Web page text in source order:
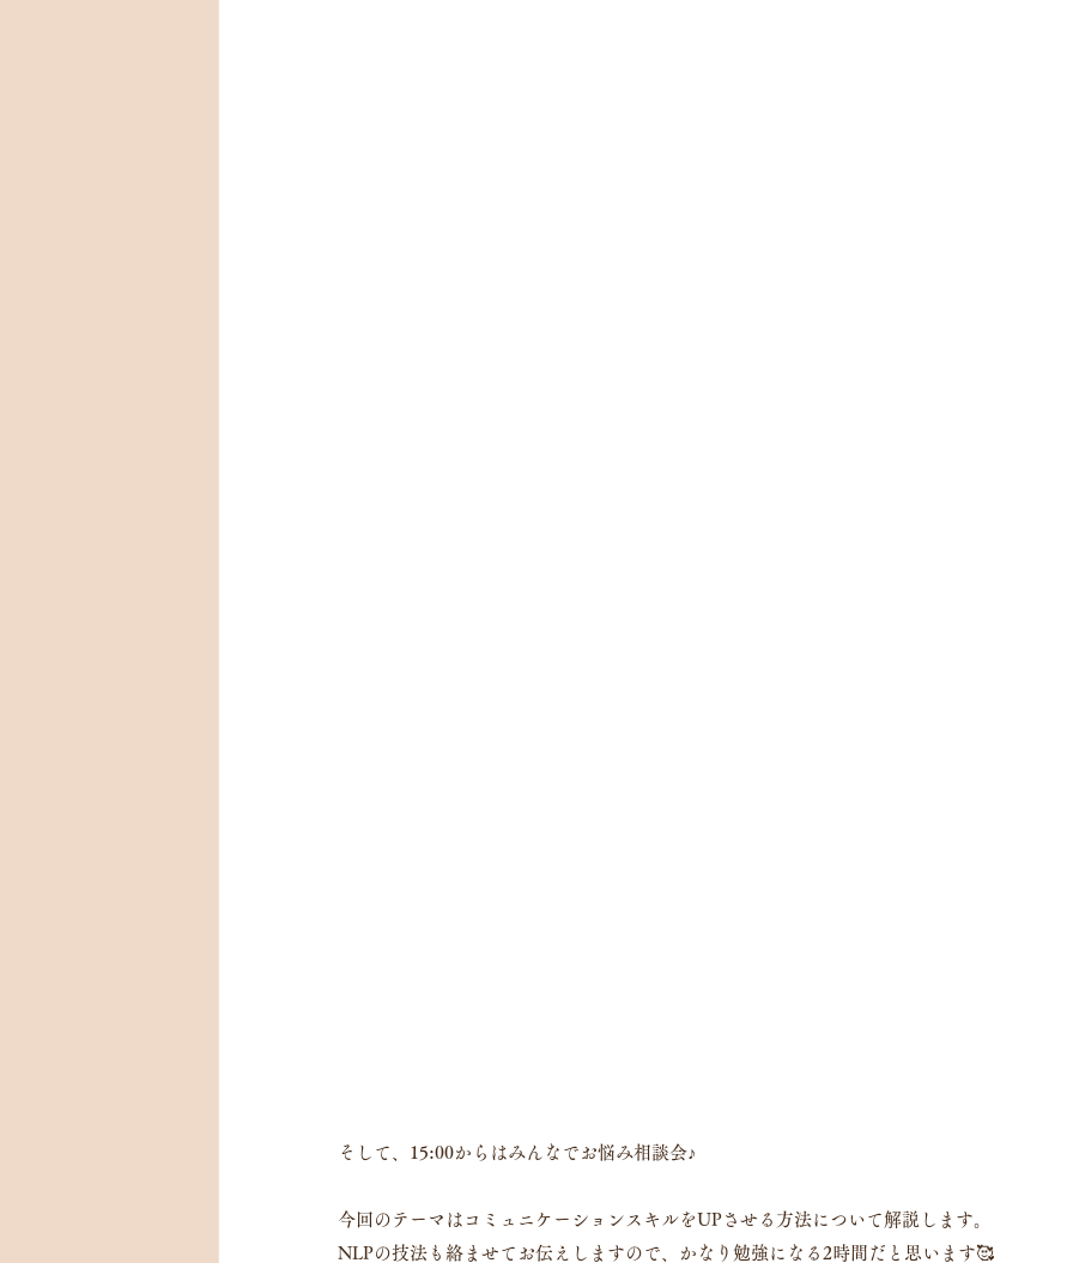
そして、15:00からはみんなでお悩み相談会♪
今回のテーマはコミュニケーションスキルをUPさせる方法について解説します。
NLPの技法も絡ませてお伝えしますので、かなり勉強になる2時間だと思います🥰